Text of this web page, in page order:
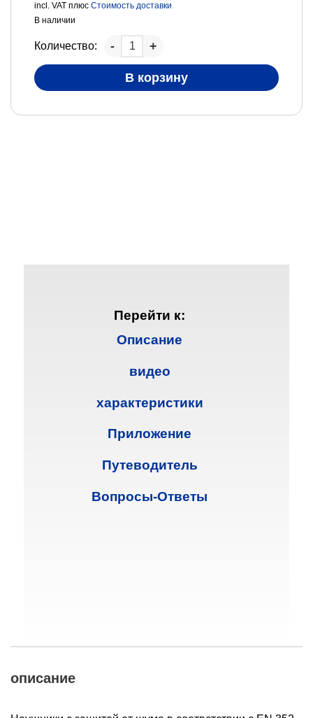
incl. VAT плюсСтоимость доставки
В наличии
Количество:
В корзину
Перейти к:
Описание
видео
характеристики
Приложение
Путеводитель
Вопросы-Ответы
описание